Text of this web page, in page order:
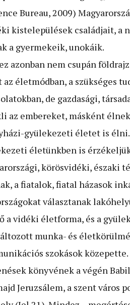
Bureau, 2009)
kistelepülések családjait, a
a gyermekeik, unokáik.
azonban nem csupán
életmódban, a szükséges
de gazdasági,
az embereket, másként
gyülekezeti életet is élni.
életünkben is
körösvidéki, északi
a fiatalok, fiatal házasok
választanak
a vidéki életforma, és a
munka- és
szokások közepette.
könyvének a végén
Jeruzsálem, a szent